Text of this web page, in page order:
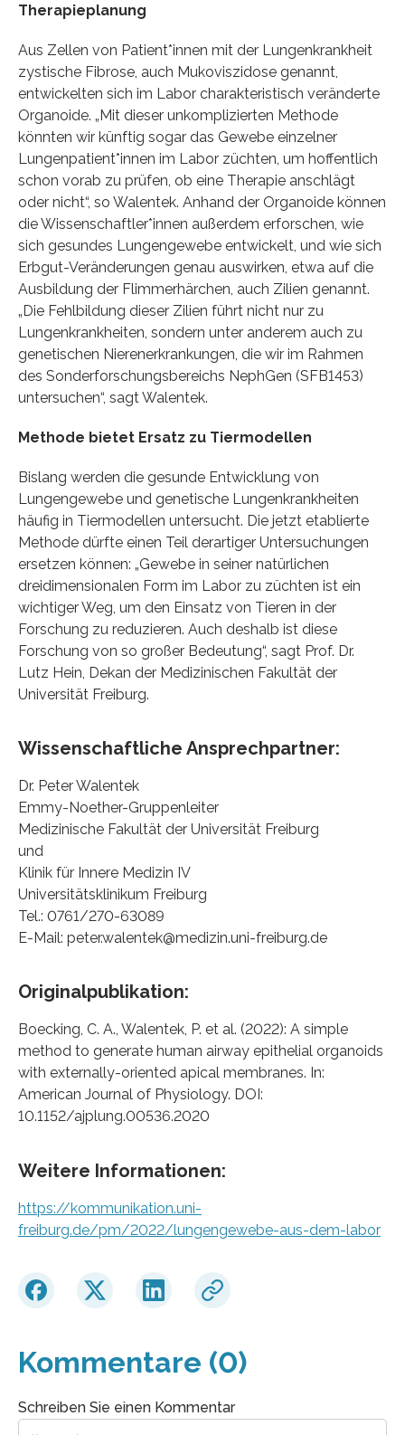
Therapieplanung
Aus Zellen von Patient*innen mit der Lungenkrankheit
zystische Fibrose, auch Mukoviszidose genannt,
entwickelten sich im Labor charakteristisch veränderte
Organoide. „Mit dieser unkomplizierten Methode
könnten wir künftig sogar das Gewebe einzelner
Lungenpatient*innen im Labor züchten, um hoffentlich
schon vorab zu prüfen, ob eine Therapie anschlägt
oder nicht“, so Walentek. Anhand der Organoide können
die Wissenschaftler*innen außerdem erforschen, wie
sich gesundes Lungengewebe entwickelt, und wie sich
Erbgut-Veränderungen genau auswirken, etwa auf die
Ausbildung der Flimmerhärchen, auch Zilien genannt.
„Die Fehlbildung dieser Zilien führt nicht nur zu
Lungenkrankheiten, sondern unter anderem auch zu
genetischen Nierenerkrankungen, die wir im Rahmen
des Sonderforschungsbereichs NephGen (SFB1453)
untersuchen“, sagt Walentek.
Methode bietet Ersatz zu Tiermodellen
Bislang werden die gesunde Entwicklung von
Lungengewebe und genetische Lungenkrankheiten
häufig in Tiermodellen untersucht. Die jetzt etablierte
Methode dürfte einen Teil derartiger Untersuchungen
ersetzen können: „Gewebe in seiner natürlichen
dreidimensionalen Form im Labor zu züchten ist ein
wichtiger Weg, um den Einsatz von Tieren in der
Forschung zu reduzieren. Auch deshalb ist diese
Forschung von so großer Bedeutung“, sagt Prof. Dr.
Lutz Hein, Dekan der Medizinischen Fakultät der
Universität Freiburg.
Wissenschaftliche Ansprechpartner:
Dr. Peter Walentek
Emmy-Noether-Gruppenleiter
Medizinische Fakultät der Universität Freiburg
und
Klinik für Innere Medizin IV
Universitätsklinikum Freiburg
Tel.: 0761/270-63089
E-Mail: peter.walentek@medizin.uni-freiburg.de
Originalpublikation:
Boecking, C. A., Walentek, P. et al. (2022): A simple
method to generate human airway epithelial organoids
with externally-oriented apical membranes. In:
American Journal of Physiology. DOI:
10.1152/ajplung.00536.2020
Weitere Informationen:
https://kommunikation.uni-
freiburg.de/pm/2022/lungengewebe-aus-dem-labor
Kommentare (0)
Schreiben Sie einen Kommentar